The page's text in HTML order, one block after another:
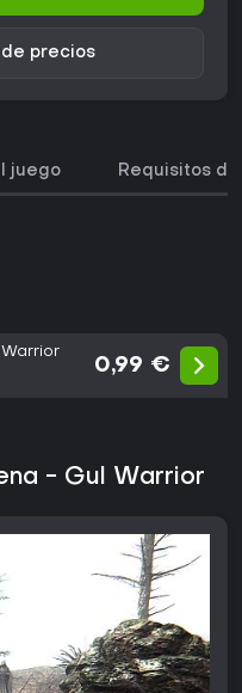
precios
juego Requisitos
0,99 €
- Gul Warrior